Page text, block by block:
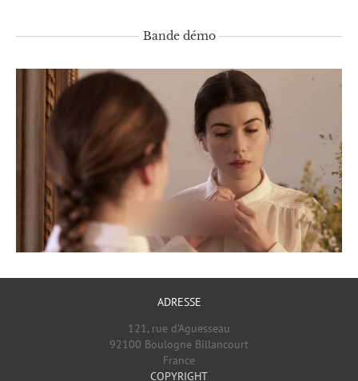
Bande démo
ADRESSE
121, rue d’Aguesseau
92100 Boulogne Billancourt
France
COPYRIGHT